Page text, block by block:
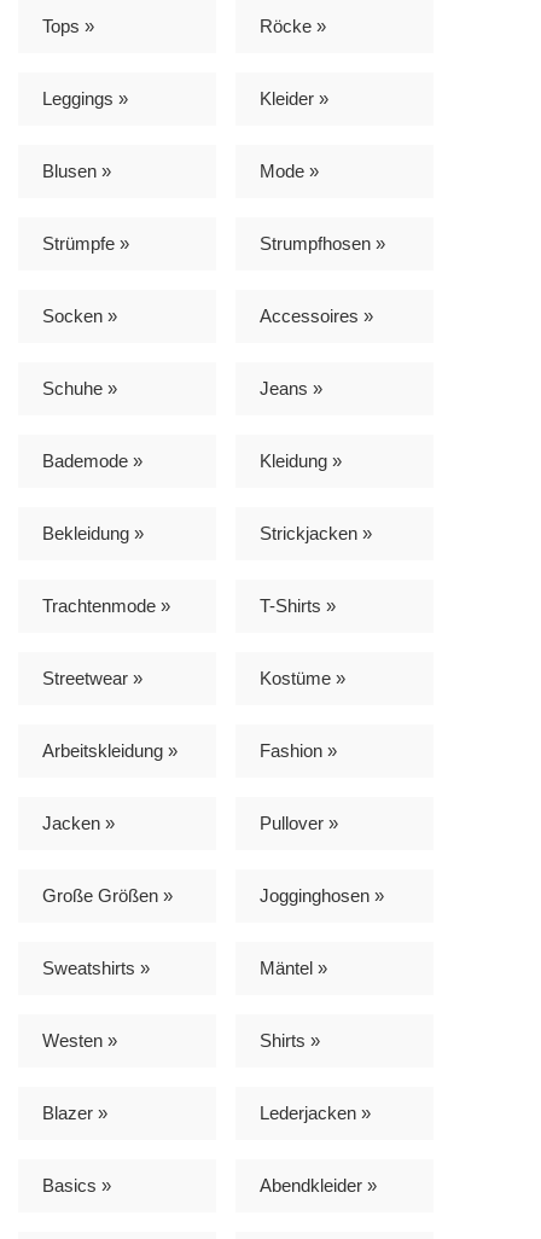
Tops » Röcke »
Leggings » Kleider »
Blusen » Mode »
Strümpfe » Strumpfhosen »
Socken » Accessoires »
Schuhe » Jeans »
Bademode » Kleidung »
Bekleidung » Strickjacken »
Trachtenmode » T-Shirts »
Streetwear » Kostüme »
Arbeitskleidung » Fashion »
Jacken » Pullover »
Große Größen » Jogginghosen »
Sweatshirts » Mäntel »
Westen » Shirts »
Blazer » Lederjacken »
Basics » Abendkleider »